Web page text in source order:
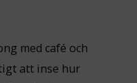
med café och
att inse hur